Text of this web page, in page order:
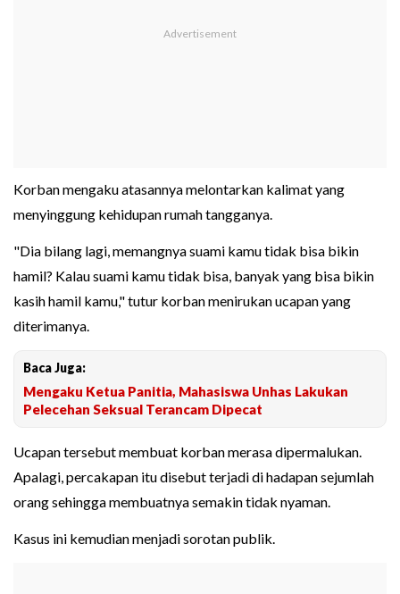
Korban mengaku atasannya melontarkan kalimat yang
menyinggung kehidupan rumah tangganya.
"Dia bilang lagi, memangnya suami kamu tidak bisa bikin
hamil? Kalau suami kamu tidak bisa, banyak yang bisa bikin
kasih hamil kamu," tutur korban menirukan ucapan yang
diterimanya.
Baca Juga:
Mengaku Ketua Panitia, Mahasiswa Unhas Lakukan
Pelecehan Seksual Terancam Dipecat
Ucapan tersebut membuat korban merasa dipermalukan.
Apalagi, percakapan itu disebut terjadi di hadapan sejumlah
orang sehingga membuatnya semakin tidak nyaman.
Kasus ini kemudian menjadi sorotan publik.